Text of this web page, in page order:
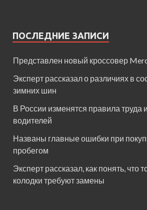
ПОСЛЕДНИЕ ЗАПИСИ
Представлен новый кроссовер
Эксперт рассказал о различиях в
зимних шин
В России изменятся правила труда
водителей
Названы главные ошибки при
пробегом
Эксперт рассказал, как понять, что
колодки требуют замены